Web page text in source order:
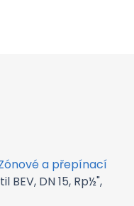
a přepínací
BEV, DN 15, Rp½",